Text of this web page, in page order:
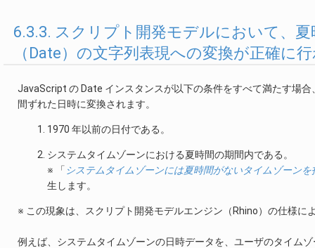
6.3.3. スクリプト開発モデルにおいて、
（Date）の文字列表現への変換が正確に
JavaScript の Date インスタンスが以下の条件をすべて満たす場
間ずれた日時に変換されます。
1970 年以前の日付である。
システムタイムゾーンにおける夏時間の期間内である。
※ 「 システムタイムゾーンには夏時間がないタイムゾーン
生します。
※ この現象は、スクリプト開発モデルエンジン（Rhino）の仕様に
例えば、システムタイムゾーンの日時データを、ユーザのタイム